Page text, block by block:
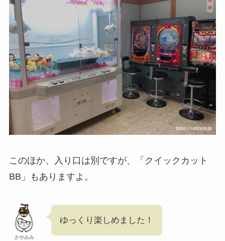
このほか、入り口は別ですが、「クイックカット
BB」もありますよ。
さやみみ
ゆっくり楽しめました！